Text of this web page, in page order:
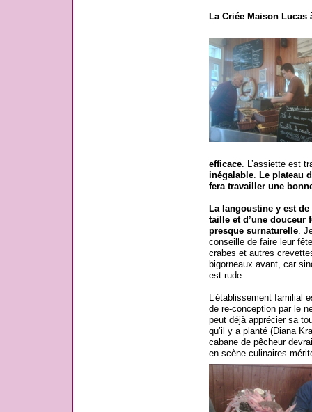
La Criée Maison Lucas
efficace. L’assiette est
inégalable. Le plateau
fera travailler une
La langoustine y est de
taille et d’une douceur
presque surnaturelle.
conseille de faire leur
crabes et autres
bigorneaux avant, car
est rude.
L’établissement familial
de re-conception par le
peut déjà apprécier sa
qu’il y a planté (Diana
cabane de pêcheur
en scène culinaires